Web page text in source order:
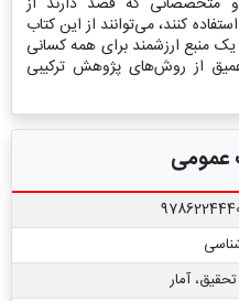
کنند، می‌توانند از این کتاب
منبع ارزشمند برای همه کسانی
از روش‌های پژوهش ترکیبی
آمار